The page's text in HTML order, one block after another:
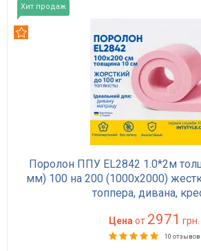
Хит продаж
Поролон ППУ EL2842 1.0*2м
мм) 100 на 200 (1000х2000)
топпера, дивана,
Цена от 2971 грн.
10 отзывов